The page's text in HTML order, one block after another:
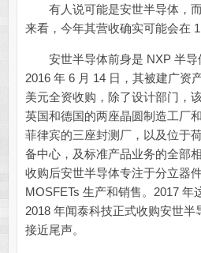
有人说可能是安世半导体，而
来看，今年其营收确实可能会在
安世半导体前身是 NXP 半导
2016 年 6 月 14 日，其被建广资
美元全资收购，除了设计部门，
英国和德国的两座晶圆制造工厂
菲律宾的三座封测厂，以及位于
备中心，及标准产品业务的全部
收购后安世半导体专注于分立器
MOSFETs 生产和销售。2017 年
2018 年闻泰科技正式收购安世
接近尾声。